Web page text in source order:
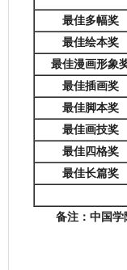
最佳多幅奖
最佳绘本奖
最佳漫画形象
最佳插画奖
最佳脚本奖
最佳画技奖
最佳四格奖
最佳长篇奖
备注：中国学